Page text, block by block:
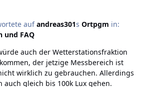
aufandreas301s Ortpgm in:
und FAQ
auch der Wetterstationsfraktion
der jetzige Messbereich ist
wirklich zu gebrauchen. Allerdings
auch gleich bis 100k Lux gehen.